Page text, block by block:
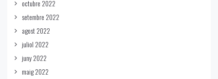
octubre 2022
setembre 2022
agost 2022
juliol 2022
juny 2022
maig 2022